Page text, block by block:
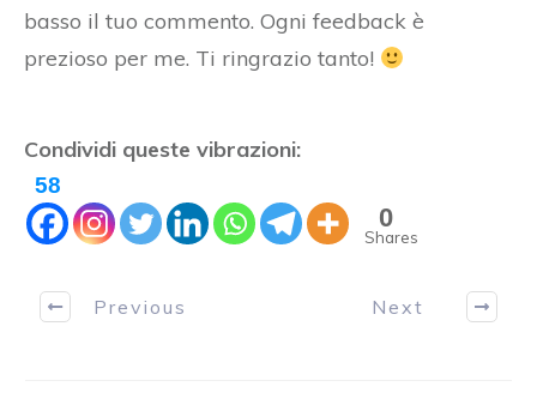
basso il tuo commento. Ogni feedback è
prezioso per me. Ti ringrazio tanto!
Condividi queste vibrazioni:
58
0
Shares
Previous Next